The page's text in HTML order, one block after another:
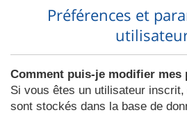
Préférences et
Comment puis-je modifier mes
Si vous êtes un utilisateur
sont stockés dans la base de